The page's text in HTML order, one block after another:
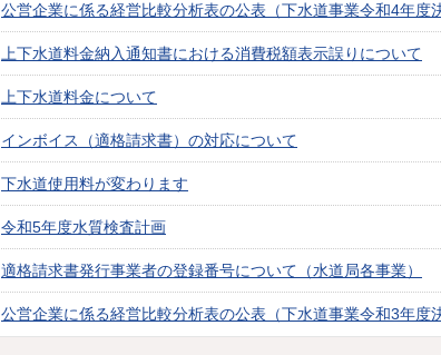
公営企業に係る経営比較分析表の公表（下水道事業令和4年度
上下水道料金納入通知書における消費税額表示誤りについて
上下水道料金について
インボイス（適格請求書）の対応について
下水道使用料が変わります
令和5年度水質検査計画
適格請求書発行事業者の登録番号について（水道局各事業）
公営企業に係る経営比較分析表の公表（下水道事業令和3年度